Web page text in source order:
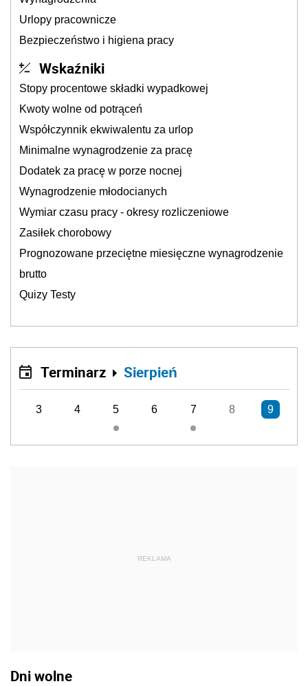
Urlopy pracownicze
Bezpieczeństwo i higiena pracy
Wskaźniki
Stopy procentowe składki wypadkowej
Kwoty wolne od potrąceń
Współczynnik ekwiwalentu za urlop
Minimalne wynagrodzenie za pracę
Dodatek za pracę w porze nocnej
Wynagrodzenie młodocianych
Wymiar czasu pracy - okresy rozliczeniowe
Zasiłek chorobowy
Prognozowane przeciętne miesięczne wynagrodzenie
brutto
Quizy Testy
Terminarz Sierpień
3 4 5 6 7 8 9
REKLAMA
Dni wolne